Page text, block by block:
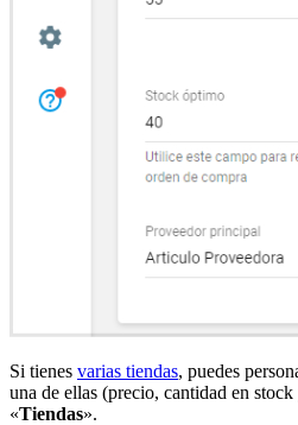
Si tienes varias tiendas, puedes
una de ellas (precio, cantidad en
«Tiendas».